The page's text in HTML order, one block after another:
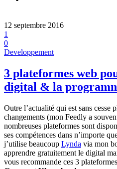
12 septembre 2016
1
0
Developpement
3 plateformes web
digital & la
Outre l’actualité qui est sans cesse
changements (mon Feedly a
nombreuses plateformes sont
ses compétences dans n’importe
j’utilise beaucoup Lynda via mon
apprendre gratuitement le digital
vous recommande ces 3